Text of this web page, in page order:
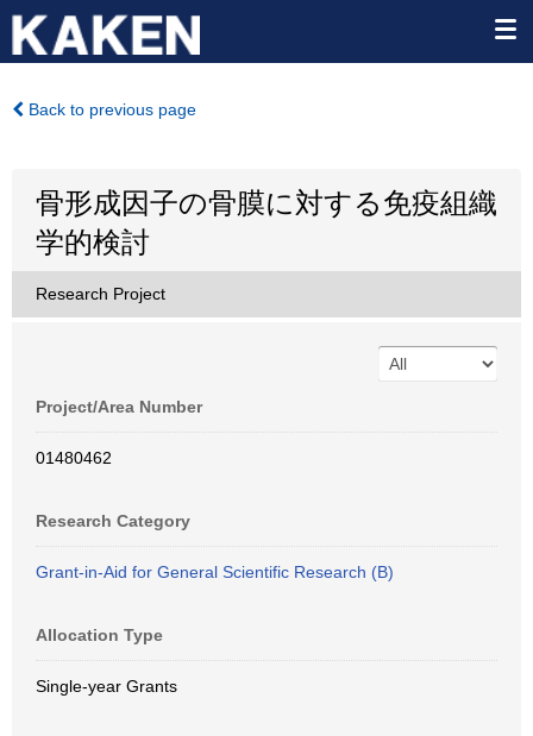
Back to previous page
骨形成因子の骨膜に対する免疫組織
学的検討
Research Project
Project/Area Number
01480462
Research Category
Grant-in-Aid for General Scientific Research (B)
Allocation Type
Single-year Grants